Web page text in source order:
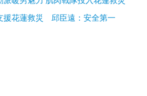
援花蓮救災 邱臣遠：安全第一